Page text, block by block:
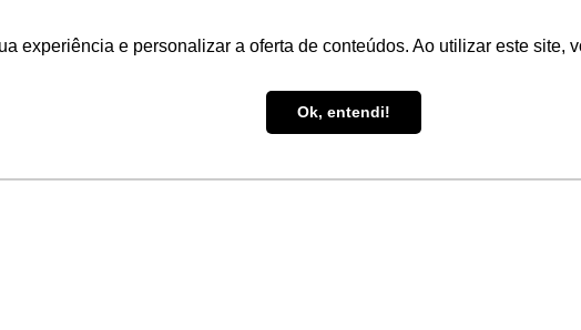
experiência e personalizar a oferta de conteúdos. Ao utilizar este site,
Ok, entendi!